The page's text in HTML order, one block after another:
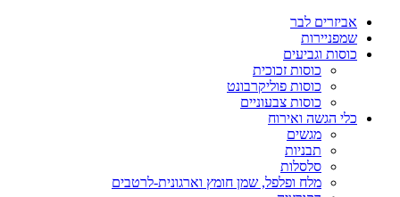
אביזרים לבר
שמפניירות
כוסות וגביעים
כוסות זכוכית
כוסות פוליקרבונט
כוסות צבעוניים
כלי הגשה ואירוח
מגשים
תבניות
סלסלות
מלח ופלפל, שמן חומץ וארגונית-לרטבים